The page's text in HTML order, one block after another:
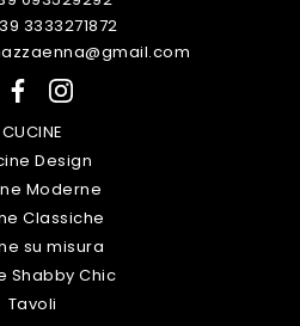
3333271872
CUCINE
Design
Moderne
Classiche
su misura
Shabby Chic
Tavoli